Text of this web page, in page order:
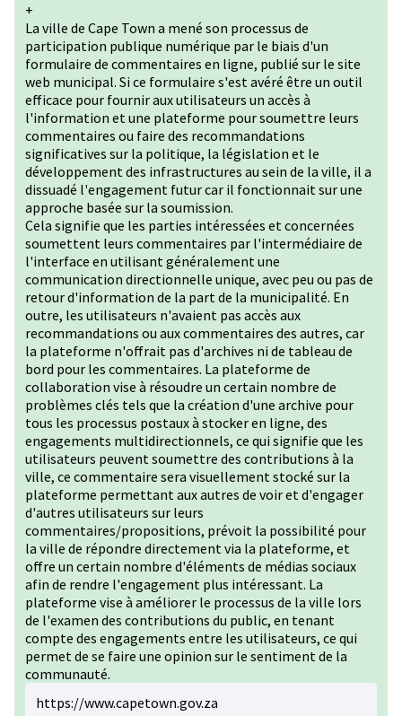
+
La ville de Cape Town a mené son processus de
participation publique numérique par le biais d'un
formulaire de commentaires en ligne, publié sur le site
web municipal. Si ce formulaire s'est avéré être un outil
efficace pour fournir aux utilisateurs un accès à
l'information et une plateforme pour soumettre leurs
commentaires ou faire des recommandations
significatives sur la politique, la législation et le
développement des infrastructures au sein de la ville, il a
dissuadé l'engagement futur car il fonctionnait sur une
approche basée sur la soumission.
Cela signifie que les parties intéressées et concernées
soumettent leurs commentaires par l'intermédiaire de
l'interface en utilisant généralement une
communication directionnelle unique, avec peu ou pas de
retour d'information de la part de la municipalité. En
outre, les utilisateurs n'avaient pas accès aux
recommandations ou aux commentaires des autres, car
la plateforme n'offrait pas d'archives ni de tableau de
bord pour les commentaires. La plateforme de
collaboration vise à résoudre un certain nombre de
problèmes clés tels que la création d'une archive pour
tous les processus postaux à stocker en ligne, des
engagements multidirectionnels, ce qui signifie que les
utilisateurs peuvent soumettre des contributions à la
ville, ce commentaire sera visuellement stocké sur la
plateforme permettant aux autres de voir et d'engager
d'autres utilisateurs sur leurs
commentaires/propositions, prévoit la possibilité pour
la ville de répondre directement via la plateforme, et
offre un certain nombre d'éléments de médias sociaux
afin de rendre l'engagement plus intéressant. La
plateforme vise à améliorer le processus de la ville lors
de l'examen des contributions du public, en tenant
compte des engagements entre les utilisateurs, ce qui
permet de se faire une opinion sur le sentiment de la
communauté.
https://www.capetown.gov.za